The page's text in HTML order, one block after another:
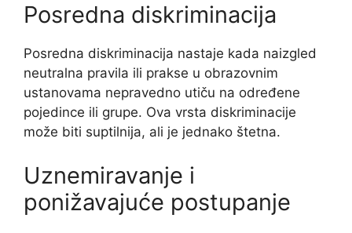
Posredna diskriminacija
Posredna diskriminacija nastaje kada naizgled
neutralna pravila ili prakse u obrazovnim
ustanovama nepravedno utiču na određene
pojedince ili grupe. Ova vrsta diskriminacije
može biti suptilnija, ali je jednako štetna.
Uznemiravanje i
ponižavajuće postupanje